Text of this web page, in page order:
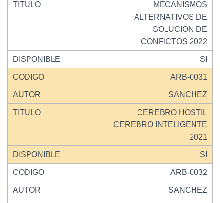
MECANISMOS
ALTERNATIVOS DE
SOLUCION DE
CONFICTOS 2022
SI
ARB-0031
SANCHEZ
CEREBRO HOSTIL
CEREBRO INTELIGENTE
2021
SI
ARB-0032
SANCHEZ